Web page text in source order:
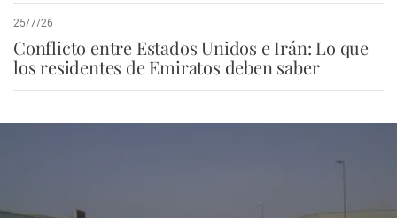
25/7/26
Conflicto entre Estados Unidos e Irán: Lo que
los residentes de Emiratos deben saber